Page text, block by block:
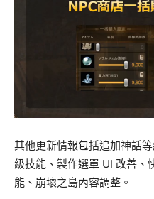
其他更新情報包括追加神話
級技能、製作選單 UI 改善、
能、崩壞之島內容調整。